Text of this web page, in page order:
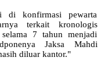
di konfirmasi pewarta
terkait kronologis
7 tahun menjadi
Jaksa Mahdi
diluar kantor."